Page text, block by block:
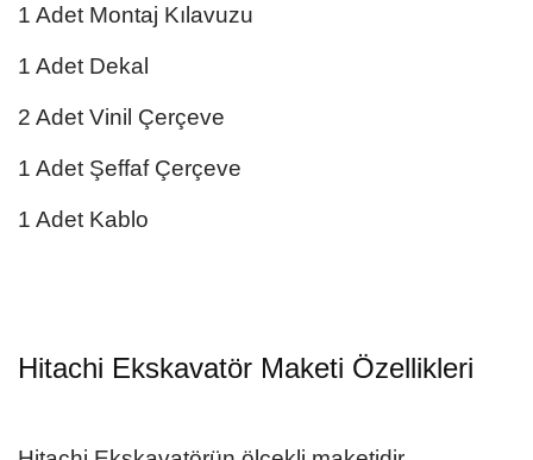
1 Adet Montaj Kılavuzu
1 Adet Dekal
2 Adet Vinil Çerçeve
1 Adet Şeffaf Çerçeve
1 Adet Kablo
Hitachi Ekskavatör Maketi Özellikleri